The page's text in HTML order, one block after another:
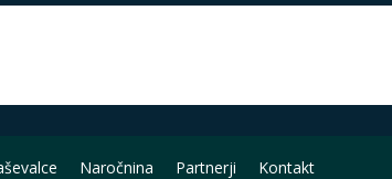
Naročnina Partnerji Kontakt